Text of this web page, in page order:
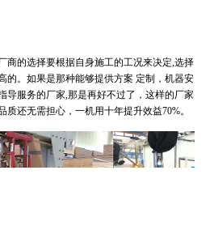
商的选择要根据自身施工的工况来决定,选择
的。如果是那种能够提供方案 定制，机器安
导服务的厂家,那是再好不过了，这样的厂家
还无需担心，一机用十年提升效益70%。